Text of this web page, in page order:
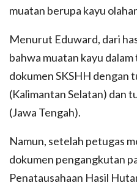
muatan berupa kayu
Menurut Eduward, dari
bahwa muatan kayu
dokumen SKSHH dengan
(Kalimantan Selatan) dan
(Jawa Tengah).
Namun, setelah petugas
dokumen pengangkutan
Penatausahaan Hasil